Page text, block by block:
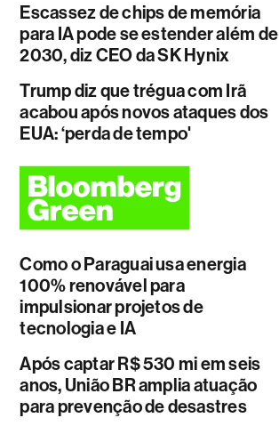
Escassez de chips de memória
para IA pode se estender além de
2030, diz CEO da SK Hynix
Trump diz que trégua com Irã
acabou após novos ataques dos
EUA: ‘perda de tempo'
Como o Paraguai usa energia
100% renovável para
impulsionar projetos de
tecnologia e IA
Após captar R$ 530 mi em seis
anos, União BR amplia atuação
para prevenção de desastres